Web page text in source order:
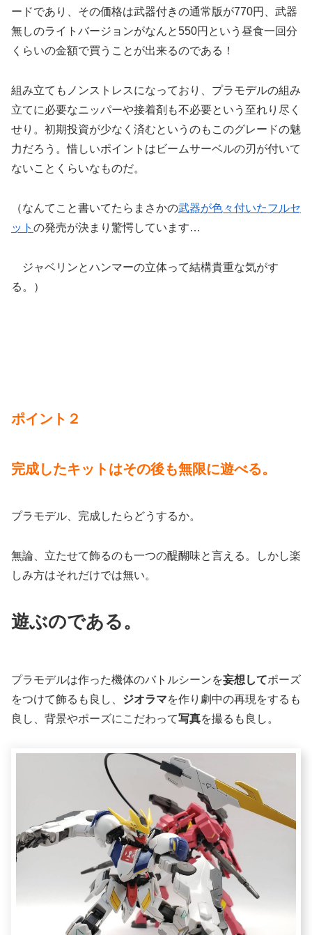
ードであり、その価格は武器付きの通常版が770円、武器
無しのライトバージョンがなんと550円という昼食一回分
くらいの金額で買うことが出来るのである！
組み立てもノンストレスになっており、プラモデルの組み
立てに必要なニッパーや接着剤も不必要という至れり尽く
せり。初期投資が少なく済むというのもこのグレードの魅
力だろう。惜しいポイントはビームサーベルの刃が付いて
ないことくらいなものだ。
（なんてこと書いてたらまさかの武器が色々付いたフルセ
ット の発売が決まり驚愕しています…
ジャベリンとハンマーの立体って結構貴重な気がす
る。）
ポイント２
完成したキットはその後も無限に遊べる。
プラモデル、完成したらどうするか。
無論、立たせて飾るのも一つの醍醐味と言える。しかし楽
しみ方はそれだけでは無い。
遊ぶのである。
プラモデルは作った機体のバトルシーンを妄想してポーズ
をつけて飾るも良し、 ジオラマを作り劇中の再現をするも
良し、背景やポーズにこだわって写真を撮るも良し。